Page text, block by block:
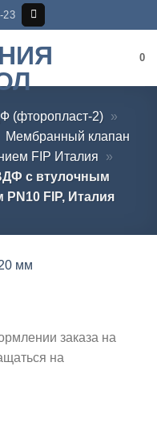
23
0
(фторопласт-2)
»
Мембранный клапан
FIP Италия
»
с втулочным
FIP, Италия
заказа на
на